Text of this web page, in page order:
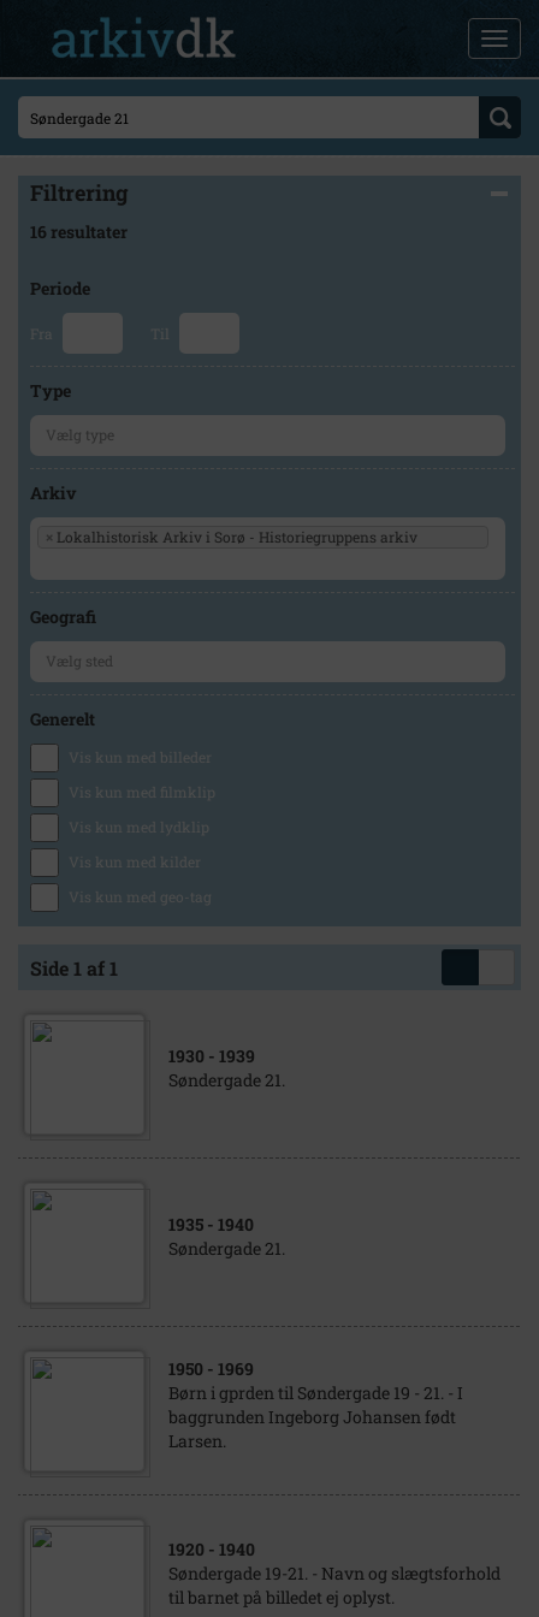
Filtrering
16 resultater
Periode
Fra Til
Type
Arkiv
× Lokalhistorisk Arkiv i Sorø - Historiegruppens arkiv
Geografi
Generelt
Vis kun med billeder
Vis kun med filmklip
Vis kun med lydklip
Vis kun med kilder
Vis kun med geo-tag
Side 1 af 1
1930 - 1939
Søndergade 21.
1935 - 1940
Søndergade 21.
1950 - 1969
Børn i gprden til Søndergade 19 - 21. - I
baggrunden Ingeborg Johansen født
Larsen.
1920 - 1940
Søndergade 19-21. - Navn og slægtsforhold
til barnet på billedet ej oplyst.